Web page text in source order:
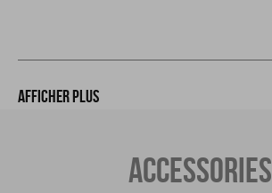
Afficher plus
ACCESSORIES